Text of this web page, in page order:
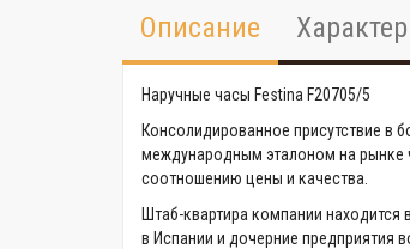
Описание
Наручные часы Festina F20705/5
Консолидированное присутствие в
международным эталоном на рынке
соотношению цены и качества.
Штаб-квартира компании
в Испании и дочерние предприятия